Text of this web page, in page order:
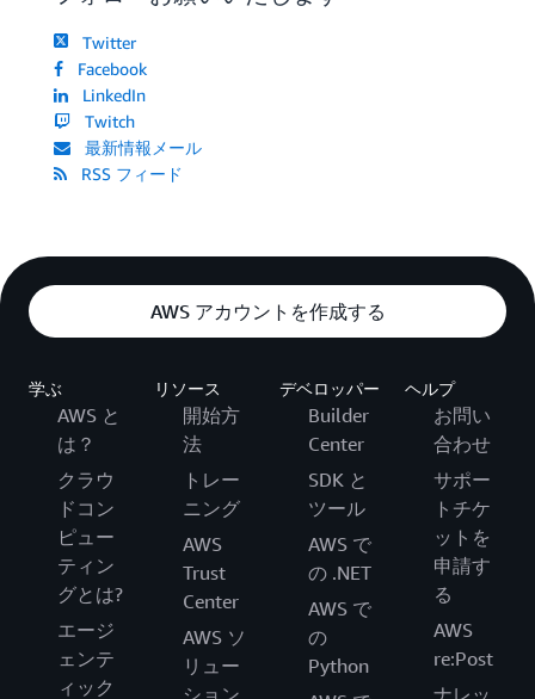
Twitter
Facebook
LinkedIn
Twitch
最新情報メール
RSS フィード
AWS アカウントを作成する
学ぶ
AWS と
は？
クラウ
ドコン
ピュー
ティン
グとは?
エージ
ェンテ
ィック
リソース
開始方
法
トレー
ニング
AWS
Trust
Center
AWS ソ
リュー
デベロッパー
Builder
Center
SDK と
ツール
AWS で
の .NET
AWS で
の
Python
ヘルプ
お問い
合わせ
サポー
トチケ
ットを
申請す
る
AWS
re:Post